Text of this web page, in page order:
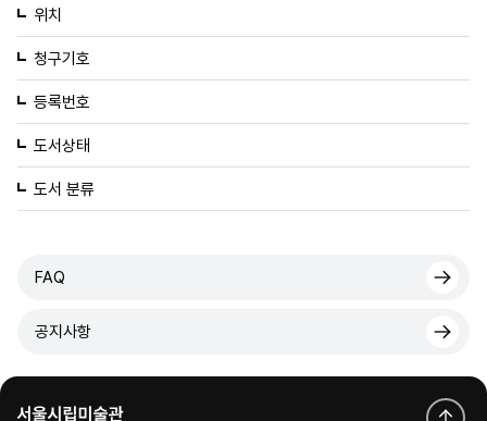
위치
청구기호
등록번호
도서상태
도서 분류
FAQ
공지사항